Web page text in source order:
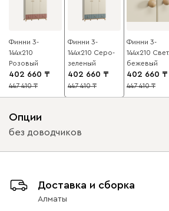
Финни 3-
144x210
Розовый
402 660
10
447 410
Финни 3-
144x210 Серо-
зеленый
402 660
10
447 410
Финни 3-
144x210
бежевый
402 660
10
447 410
Опции
без доводчиков
без доводчиков с доводчиками
Доставка и сборка
Алматы